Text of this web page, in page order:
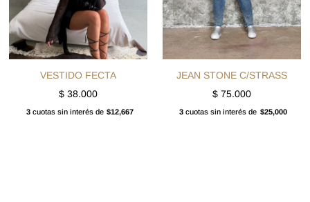
VESTIDO FECTA
$ 38.000
3cuotas sin interés de $12,667
JEAN STONE C/STRASS
$75.000
3 cuotas sin interés de $25,000